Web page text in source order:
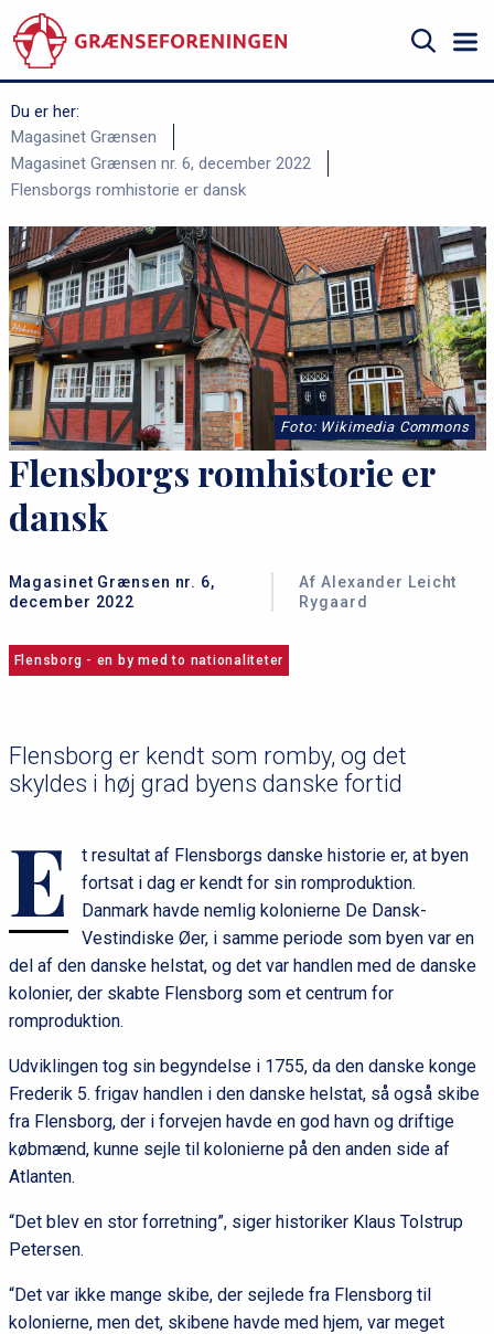
til
hovedindhold
Søg
Du er her:
Magasinet Grænsen
Magasinet Grænsen nr. 6, december 2022
Flensborgs romhistorie er dansk
Foto: Wikimedia Commons
Flensborgs romhistorie er
dansk
Magasinet Grænsen nr. 6,
december 2022
Af Alexander Leicht
Rygaard
Flensborg - en by med to nationaliteter
Flensborg er kendt som romby, og det
skyldes i høj grad byens danske fortid
E
t resultat af Flensborgs danske historie er, at byen
fortsat i dag er kendt for sin romproduktion.
Danmark havde nemlig kolonierne De Dansk-
Vestindiske Øer, i samme periode som byen var en
del af den danske helstat, og det var handlen med de danske
kolonier, der skabte Flensborg som et centrum for
romproduktion.
Udviklingen tog sin begyndelse i 1755, da den danske konge
Frederik 5. frigav handlen i den danske helstat, så også skibe
fra Flensborg, der i forvejen havde en god havn og driftige
købmænd, kunne sejle til kolonierne på den anden side af
Atlanten.
“Det blev en stor forretning”, siger historiker Klaus Tolstrup
Petersen.
“Det var ikke mange skibe, der sejlede fra Flensborg til
kolonierne, men det, skibene havde med hjem, var meget